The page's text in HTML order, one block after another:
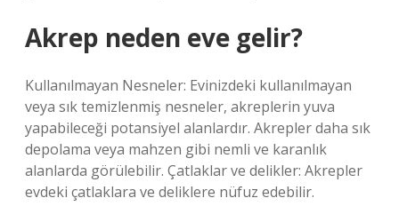
Akrep neden eve gelir?
Kullanılmayan Nesneler: Evinizdeki kullanılmayan
veya sık temizlenmiş nesneler, akreplerin yuva
yapabileceği potansiyel alanlardır. Akrepler daha sık
depolama veya mahzen gibi nemli ve karanlık
alanlarda görülebilir. Çatlaklar ve delikler: Akrepler
evdeki çatlaklara ve deliklere nüfuz edebilir.